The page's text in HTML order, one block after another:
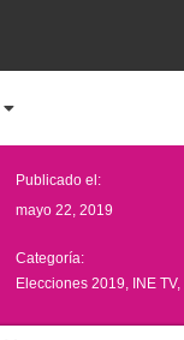
Publicado el:
mayo 22, 2019
Categoría:
Elecciones 2019 INE TV,